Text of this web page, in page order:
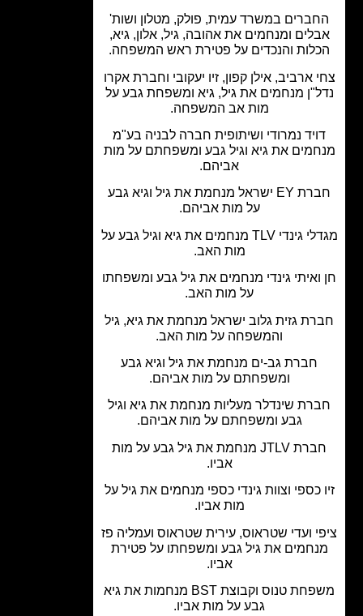
במשרד עמית, פולק, מטלון ושות'
ומנחמים את אהובה, גיל, אלון, גיא,
והנכדים על פטירת ראש המשפחה.
ארביב, אילן קפון, זיו יעקובי וחברת אקרו
מנחמים את גיל, גיא ומשפחת גבע על
מות אב המשפחה.
נמרודי ושיתופית חברה לבניה בע"מ
את גיא וגיל גבע ומשפחתם על מות
חברת EY ישראל מנחמת את גיל וגיא גבע
על מות אביהם.
מגדלי גינדי TLV מנחמים את גיא וגיל גבע על
מות האב.
גינדי מנחמים את גיל גבע ומשפחתו
על מות האב.
גזית גלוב ישראל מנחמת את גיא, גיל
והמשפחה על מות האב.
חברת גב-ים מנחמת את גיל וגיא גבע
ומשפחתם על מות אביהם.
שינדלר מעליות מנחמת את גיא וגיל
גבע ומשפחתם על מות אביהם.
חברת JTLV מנחמת את גיל גבע על מות
כספי וצוות גינדי כספי מנחמים את גיל על
מות אביו.
ועדי שטראוס, עירית שטראוס ועמליה פז
את גיל גבע ומשפחתו על פטירת
משפחת טנוס וקבוצת BST מנחמות את גיא
גבע על מות אביו.